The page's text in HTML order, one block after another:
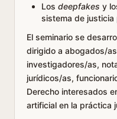
Los deepfakes y
sistema de justicia
El seminario se
dirigido a abogados/
investigadores/as,
jurídicos/as,
Derecho interesados
artificial en la práctica